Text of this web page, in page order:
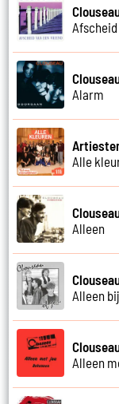
Alarm
Artiesten
Alle
Alleen
Alleen
Alleen